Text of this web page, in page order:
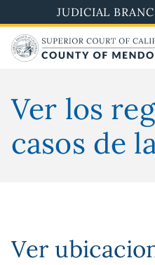
to
main
content
JUDICIAL
Ver los
casos de
Ver